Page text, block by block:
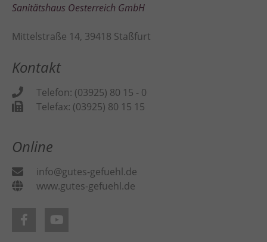
Sanitätshaus Oesterreich GmbH
Mittelstraße 14, 39418 Staßfurt
Kontakt
Telefon: (03925) 80 15 - 0
Telefax: (03925) 80 15 15
Online
info@gutes-gefuehl.de
www.gutes-gefuehl.de